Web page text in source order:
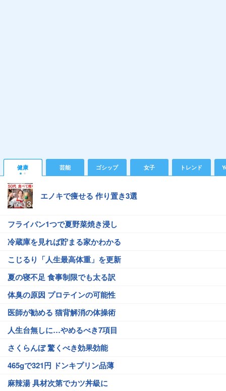
健康 芸能 ゴシップ 女子 トレンド
エノキで痩せる 作り置き3選
フライパン1つで夏野菜焼き浸し
冷蔵庫を見れば貯まる家かわかる
こじるり「人生最高体重」を更新
夏の寝不足 食事制限でも太る訳
体臭の原因 プロテインの可能性
医師が勧める 猫背解消の体操術
人生台無しに…やめるべき7項目
さくらんぼ 驚くべき効果効能
465gで321円 ドンキプリン品薄
麻辣湯 具材次第でカツ丼級に